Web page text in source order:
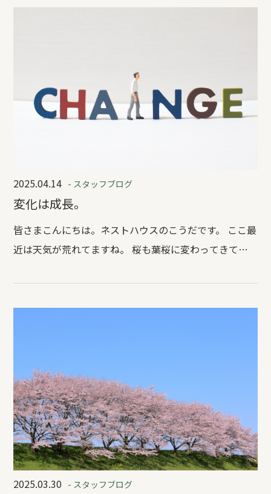
2025.04.14 - スタッフブログ
変化は成長。
皆さまこんにちは。ネストハウスのこうだです。 ここ最
近は天気が荒れてますね。 桜も葉桜に変わってきてま
2025.03.30 - スタッフブログ